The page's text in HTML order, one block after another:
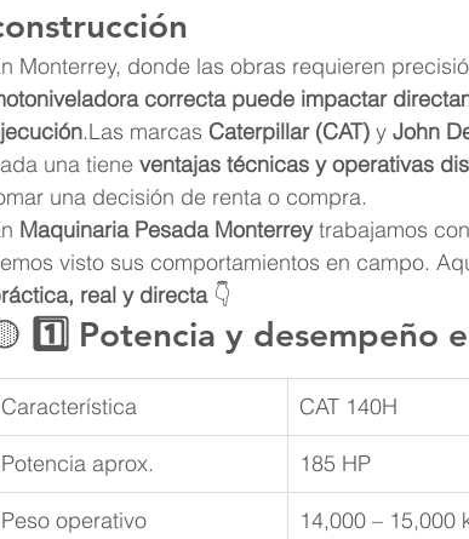
Monterrey, donde las obras requieren
correcta puede impactar
.Las marcas Caterpillar (CAT) y John
una tiene ventajas técnicas y operativas
una decisión de renta o compra.
Maquinaria Pesada Monterrey trabajamos
visto sus comportamientos en campo.
real y directa 👇
1️⃣ Potencia y desempeño
Característica CAT 140H
Potencia aprox. 185 HP
Peso operativo 14,000 – 15,000